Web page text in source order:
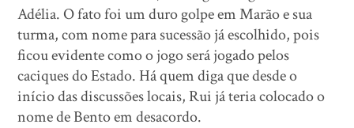
Adélia. O fato foi um duro golpe em Marão e sua
turma, com nome para sucessão já escolhido, pois
ficou evidente como o jogo será jogado pelos
caciques do Estado. Há quem diga que desde o
início das discussões locais, Rui já teria colocado o
nome de Bento em desacordo.